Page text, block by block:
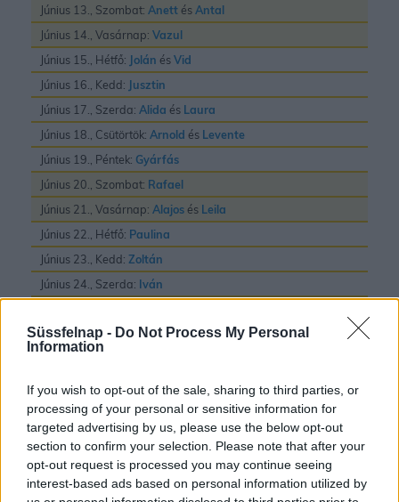
Süssfelnap - Do Not Process My Personal
Information
If you wish to opt-out of the sale, sharing to third parties, or
processing of your personal or sensitive information for
targeted advertising by us, please use the below opt-out
section to confirm your selection. Please note that after your
opt-out request is processed you may continue seeing
interest-based ads based on personal information utilized by
Június 13., Szombat: Anett ésAntal
Június 14., Vasárnap: Vazul
Június 15., Hétfő: Jolán ésVid
Június 16., Kedd: Jusztin
Június 17., Szerda: Alida és Laura
Június 18., Csütörtök: Arnold és Levente
Június 19., Péntek: Gyárfás
Június 20., Szombat: Rafael
Június 21., Vasárnap: Alajos és Leila
Június 22., Hétfő: Paulina
Június 23., Kedd: Zoltán
Június 24., Szerda: Iván
Június 26., Péntek: János ésPál
Június 28., Vasárnap:
Irén
Levente
Június 29., Hétfő:PálésPéter
Június 30., Kedd:Pál